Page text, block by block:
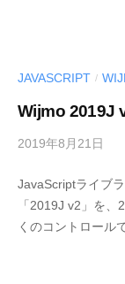
S
d
JAVASCRIPT /
Wijmo 2019J
2019年8月21日
M
E
S
JavaScriptライブ
「2019J v2」を
くのコントロール